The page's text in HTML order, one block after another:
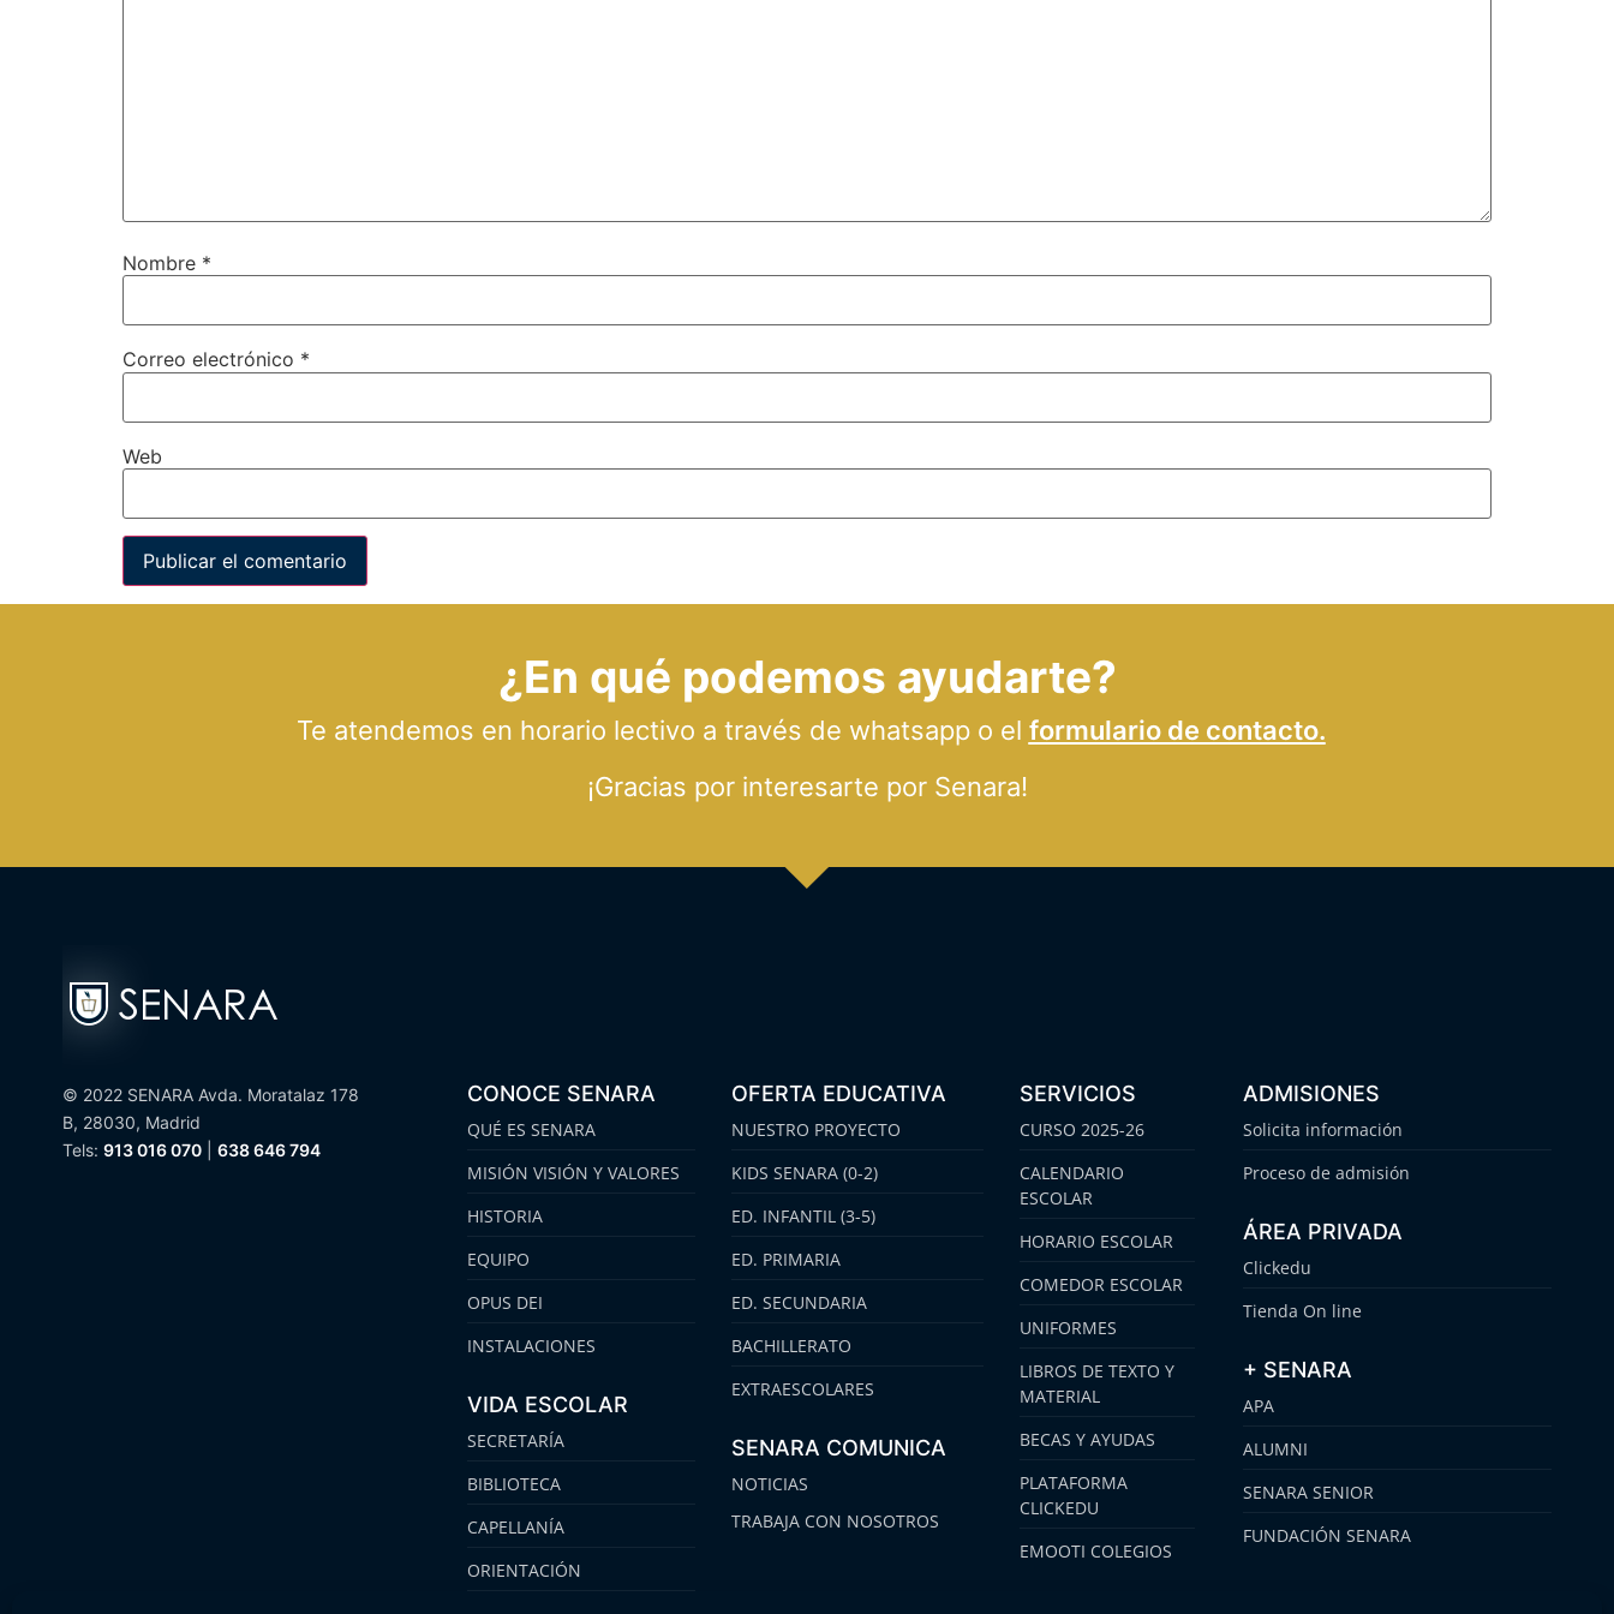
Nombre *
Correo electrónico *
Web
¿En qué podemos ayudarte?
Te atendemos en horario lectivo a través de whatsapp o el formulario de contacto.
¡Gracias por interesarte por Senara!
© 2022 SENARA Avda. Moratalaz 178
B, 28030, Madrid
Tels: 913 016 070 638 646 794
CONOCE SENARA
QUÉ ES SENARA
MISIÓN VISIÓN Y VALORES
HISTORIA
EQUIPO
OPUS DEI
INSTALACIONES
VIDA ESCOLAR
SECRETARÍA
BIBLIOTECA
CAPELLANÍA
ORIENTACIÓN
OFERTA EDUCATIVA
NUESTRO PROYECTO
KIDS SENARA (0-2)
ED. INFANTIL (3-5)
ED. PRIMARIA
ED. SECUNDARIA
BACHILLERATO
EXTRAESCOLARES
SENARA COMUNICA
NOTICIAS
TRABAJA CON NOSOTROS
SERVICIOS
CURSO 2025-26
CALENDARIO
ESCOLAR
HORARIO ESCOLAR
COMEDOR ESCOLAR
UNIFORMES
LIBROS DE TEXTO Y
MATERIAL
BECAS Y AYUDAS
PLATAFORMA
CLICKEDU
EMOOTI COLEGIOS
ADMISIONES
Solicita información
Proceso de admisión
ÁREA PRIVADA
Clickedu
Tienda On line
+ SENARA
APA
ALUMNI
SENARA SENIOR
FUNDACIÓN SENARA